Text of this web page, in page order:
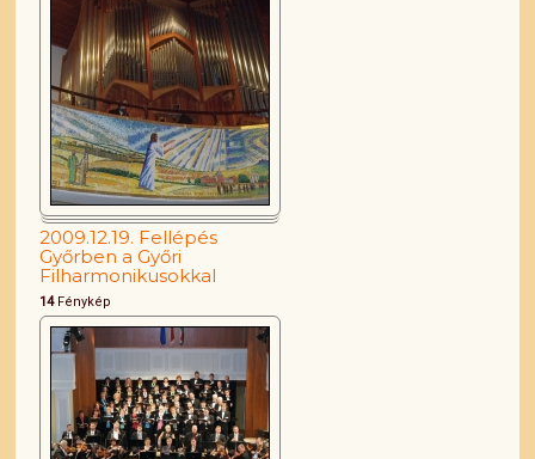
2009.12.19. Fellépés
Győrben a Győri
Filharmonikusokkal
14Fénykép